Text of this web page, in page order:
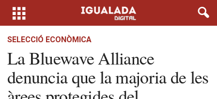
SELECCIÓ ECONÒMICA
La Bluewave Alliance
denuncia que la majoria de les